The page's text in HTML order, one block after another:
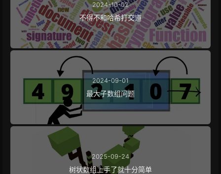
2024-10-02
不得不和哈希打交道
2024-09-01
最大子数组问题
2025-09-24
树状数组上手了就十分简单